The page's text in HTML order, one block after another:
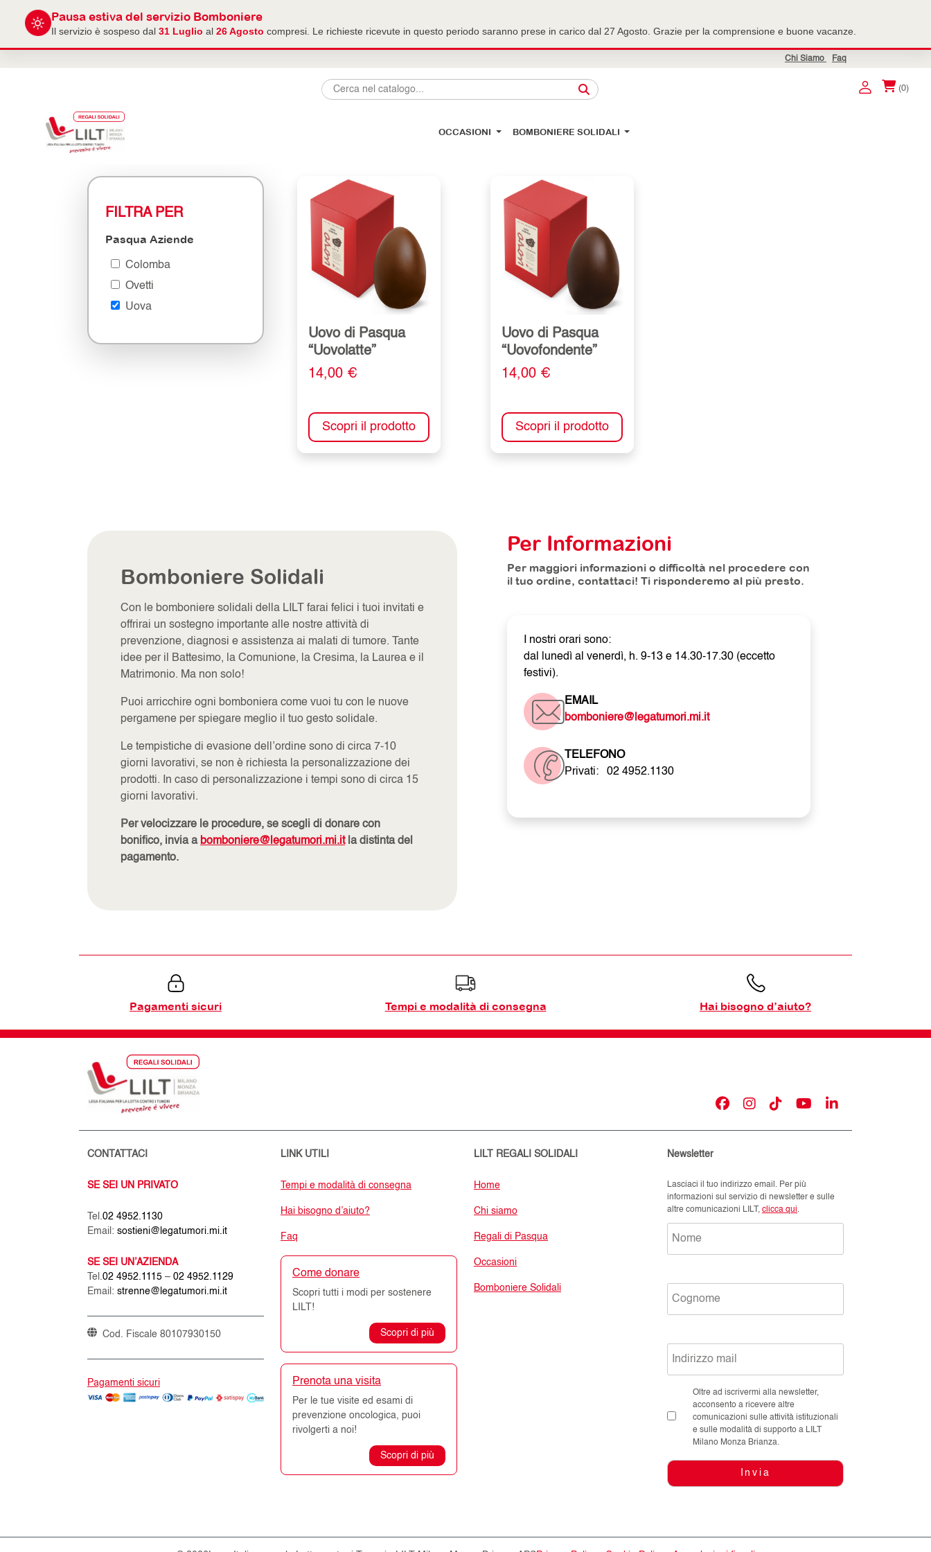
Pausa estiva del servizio Bomboniere
Il servizio è sospeso dal 31 Luglio al 26 Agosto compresi. Le richieste ricevute in questo periodo saranno prese in carico dal 27 Agosto. Grazie per la comprensione e buone vacanze.
Chi Siamo Faq
(0)
OCCASIONI BOMBONIERE SOLIDALI
FILTRA PER
Pasqua Aziende
Colomba
Ovetti
Uova
Uovo di Pasqua
“Uovolatte”
14,00 €
Scopri il prodotto
Uovo di Pasqua
“Uovofondente”
14,00 €
Scopri il prodotto
Bomboniere Solidali
Con le bomboniere solidali della LILT farai felici i tuoi invitati e
offrirai un sostegno importante alle nostre attività di
prevenzione, diagnosi e assistenza ai malati di tumore. Tante
idee per il Battesimo, la Comunione, la Cresima, la Laurea e il
Matrimonio. Ma non solo!
Puoi arricchire ogni bomboniera come vuoi tu con le nuove
pergamene per spiegare meglio il tuo gesto solidale.
Le tempistiche di evasione dell’ordine sono di circa 7-10
giorni lavorativi, se non è richiesta la personalizzazione dei
prodotti. In caso di personalizzazione i tempi sono di circa 15
giorni lavorativi.
Per velocizzare le procedure, se scegli di donare con
bonifico, invia a bomboniere@legatumori.mi.itla distinta del
pagamento.
Per Informazioni
Per maggiori informazioni o difficoltà nel procedere con
il tuo ordine, contattaci! Ti risponderemo al più presto.
I nostri orari sono:
dal lunedì al venerdì, h. 9-13 e 14.30-17.30 (eccetto
festivi).
EMAIL
bomboniere@legatumori.mi.it
TELEFONO
Privati:
02 4952.1130
Pagamenti sicuri Tempi e modalità di consegna Hai bisogno d’aiuto?
CONTATTACI
SE SEI UN PRIVATO
Tel.02 4952.1130
Email: sostieni@legatumori.mi.it
SE SEI UN’AZIENDA
Tel.02 4952.1115 – 02 4952.1129
Email: strenne@legatumori.mi.it
Cod. Fiscale 80107930150
Pagamenti sicuri
LINK UTILI
Tempi e modalità di consegna
Hai bisogno d’aiuto?
Faq
Come donare
Scopri tutti i modi per sostenere
LILT!
Scopri di più
Prenota una visita
Per le tue visite ed esami di
prevenzione oncologica, puoi
rivolgerti a noi!
Scopri di più
LILT REGALI SOLIDALI
Home
Chi siamo
Regali di Pasqua
Occasioni
Bomboniere Solidali
Newsletter
Lasciaci il tuo indirizzo email. Per più
informazioni sul servizio di newsletter e sulle
altre comunicazioni LILT, clicca qui.
Oltre ad iscrivermi alla newsletter,
acconsento a ricevere altre
comunicazioni sulle attività istituzionali
e sulle modalità di supporto a LILT
Milano Monza Brianza.
Invia